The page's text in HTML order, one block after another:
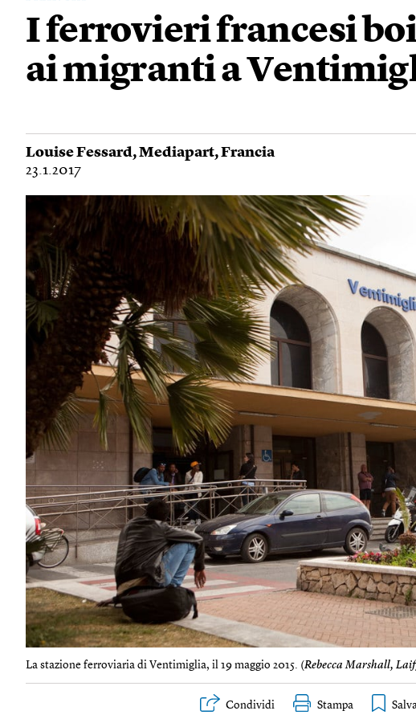
I ferrovieri francesi
ai migranti a
Louise Fessard,Mediapart,Francia
23.1.2017
La stazione ferroviaria di Ventimiglia, il 19 maggio 2015. (Rebecca Marshall,
Condividi Stampa